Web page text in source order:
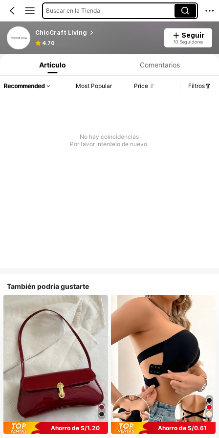
Buscar en la Tienda
ChicCraft Living
4.70
Seguir
10 Seguidores
Artículo Comentarios
Recommended Most Popular Price Filtros
No hay coincidencias
Por favor inténtelo de nuevo.
También podría gustarte
Ahorro de S/1.20
Ahorro de S/0.61